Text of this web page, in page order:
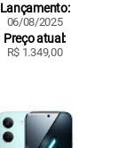
Lançamento:
06/08/2025
Preço atual:
R$ 1.349,00